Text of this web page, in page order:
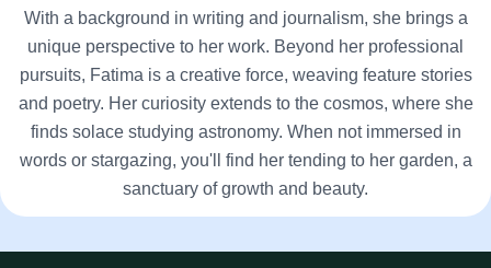
With a background in writing and journalism, she brings a
unique perspective to her work. Beyond her professional
pursuits, Fatima is a creative force, weaving feature stories
and poetry. Her curiosity extends to the cosmos, where she
finds solace studying astronomy. When not immersed in
words or stargazing, you'll find her tending to her garden, a
sanctuary of growth and beauty.